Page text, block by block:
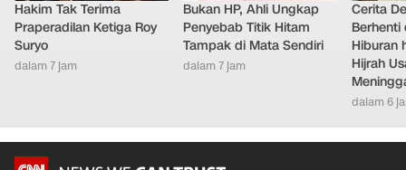
Hakim Tak Terima
Praperadilan Ketiga Roy
Suryo
dalam 7 jam
Bukan HP, Ahli Ungkap
Penyebab Titik Hitam
Tampak di Mata Sendiri
dalam 7 jam
Cerita
Berhenti
Hiburan
Hijrah
dalam 6